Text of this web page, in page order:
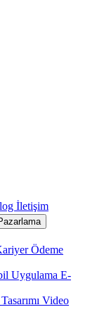
İletişim
Ödeme
Uygulama E-
Video